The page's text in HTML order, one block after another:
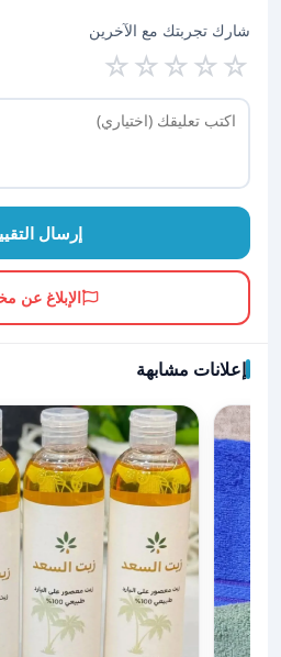
شارك تجربتك مع الآخرين
☆
☆
☆
☆
☆
إرسال
الإبلاغ عن
إعلانات مشابهة